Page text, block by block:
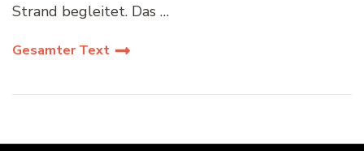
Strand begleitet. Das …
Gesamter Text